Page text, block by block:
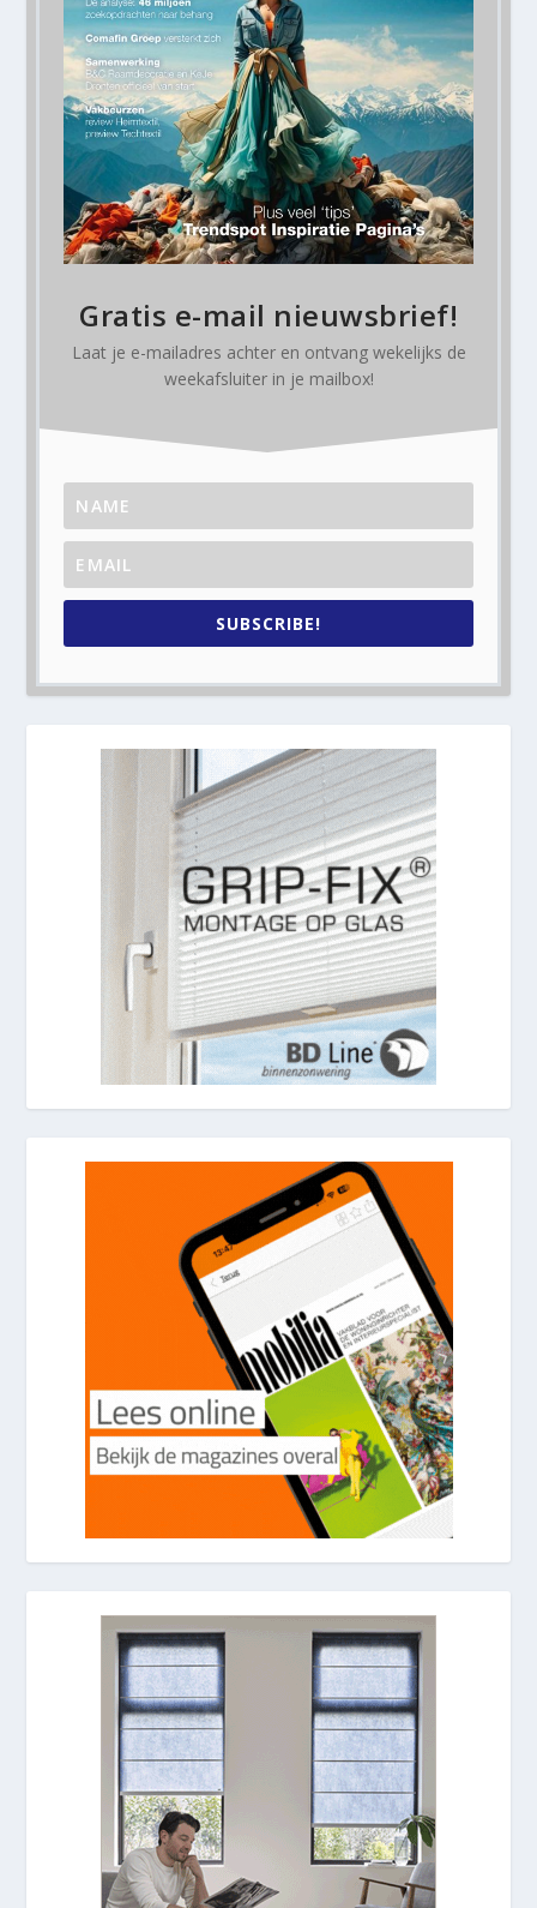
Gratis e-mail nieuwsbrief!
Laat je e-mailadres achter en ontvang wekelijks de
weekafsluiter in je mailbox!
SUBSCRIBE!